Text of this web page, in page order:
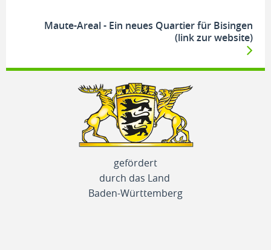
Maute-Areal - Ein neues Quartier für Bisingen
(link zur website)
gefördert
durch das Land
Baden-Württemberg